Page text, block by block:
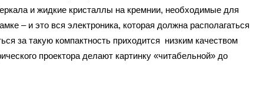
и жидкие кристаллы на кремнии, необходимые для
– и это вся электроника, которая должна располагаться
за такую компактность приходится низким качеством
проектора делают картинку «читабельной» до